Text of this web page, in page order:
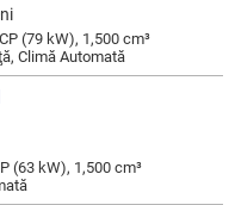
(79 kW), 1,500 cm³
Climă Automată
(63 kW), 1,500 cm³